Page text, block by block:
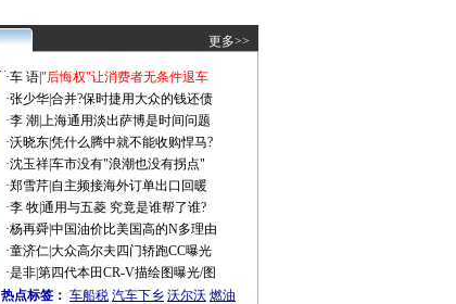
更多>>
·车 语|"后悔权"让消费者无条件退车
·张少华|合并?保时捷用大众的钱还债
·李 潮 上海通用淡出萨博是时间问题
·沃晓东|凭什么腾中就不能收购悍马?
·沈玉祥|车市没有"浪潮也没有拐点"
·郑雪芹| 自主频接海外订单出口回暖
·李 牧|通用与五菱 究竟是谁帮了谁?
·杨再舜|中国油价比美国高的N多理由
·童济仁|大众高尔夫四门轿跑CC曝光
·是非|第四代本田CR-V描绘图曝光/图
热点标签： 车船税 汽车下乡 沃尔沃 燃油